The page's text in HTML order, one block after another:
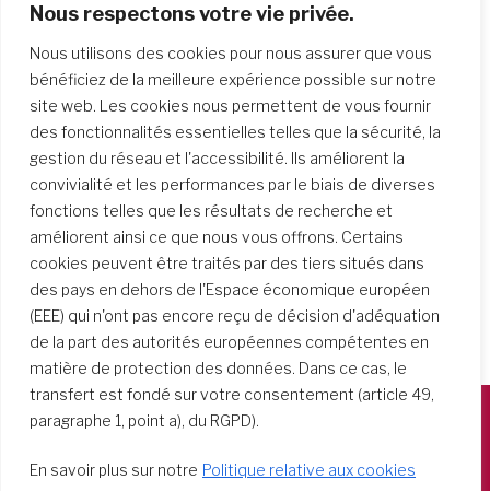
Nous respectons votre vie privée.
Nous utilisons des cookies pour nous assurer que vous
bénéficiez de la meilleure expérience possible sur notre
site web. Les cookies nous permettent de vous fournir
des fonctionnalités essentielles telles que la sécurité, la
gestion du réseau et l'accessibilité. Ils améliorent la
convivialité et les performances par le biais de diverses
fonctions telles que les résultats de recherche et
améliorent ainsi ce que nous vous offrons. Certains
cookies peuvent être traités par des tiers situés dans
des pays en dehors de l'Espace économique européen
(EEE) qui n'ont pas encore reçu de décision d'adéquation
de la part des autorités européennes compétentes en
matière de protection des données. Dans ce cas, le
transfert est fondé sur votre consentement (article 49,
paragraphe 1, point a), du RGPD).
En savoir plus sur notre Politique relative aux cookies
Précédent Plus
Casa Generalizia